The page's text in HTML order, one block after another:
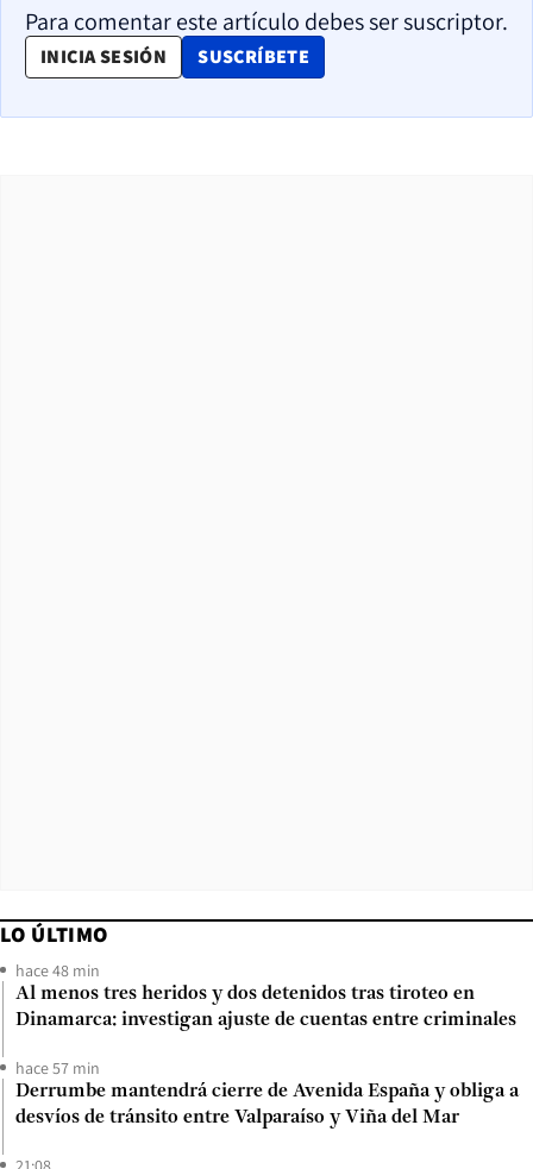
Para comentar este artículo debes ser suscriptor.
INICIA SESIÓN SUSCRÍBETE
OPENS IN NEW WINDOW
LO ÚLTIMO
hace 48 min
Al menos tres heridos y dos detenidos tras tiroteo en
Dinamarca: investigan ajuste de cuentas entre criminales
hace 57 min
Derrumbe mantendrá cierre de Avenida España y obliga a
desvíos de tránsito entre Valparaíso y Viña del Mar